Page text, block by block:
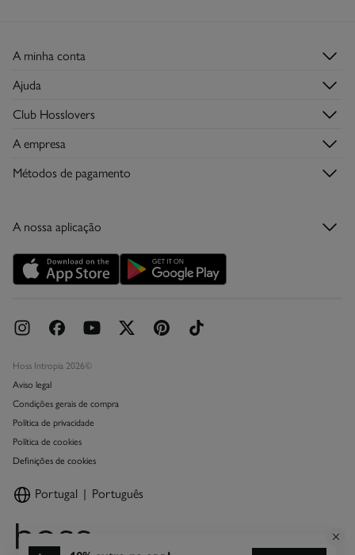
A minha conta
Registar-me
Histórico de Encomendas
Moradas de envio
Ajuda
Envios
Trocas, devoluções e desistências
Cartão Presente Online
Promoções vigentes
Livro de Reclamações online
Club Hosslovers
Torne-se Hosslover →
A empresa
Descubra a app
Métodos de pagamento
A nossa aplicação
Hoss Intropia 2026©
Aviso legal
Condições gerais de compra
Política de privacidade
Política de cookies
Definições de cookies
Portugal Português